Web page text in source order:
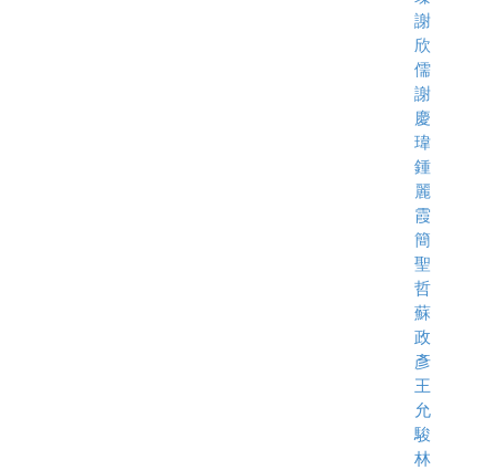
謝
欣
儒
謝
慶
瑋
鍾
麗
霞
簡
聖
哲
蘇
政
彥
王
允
駿
林